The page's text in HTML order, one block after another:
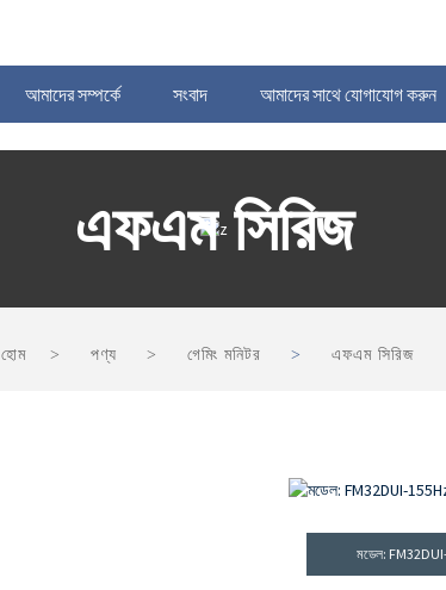
আমাদের সম্পর্কে সংবাদ আমাদের সাথে যোগাযোগ করুন
এফএম সিরিজ
হোম পণ্য গেমিং মনিটর এফএম সিরিজ
মডেল: